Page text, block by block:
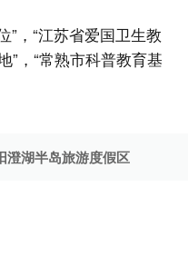
”，“江苏省爱国卫生教
”，“常熟市科普教育基
澄湖半岛旅游度假区